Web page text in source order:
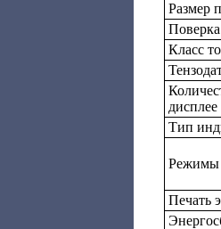
Размер
Поверка
Класс
дисплее
Тип
Режимы
Печать